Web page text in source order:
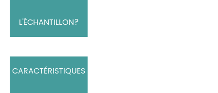
L'ÉCHANTILLON?
CARACTÉRISTIQUES